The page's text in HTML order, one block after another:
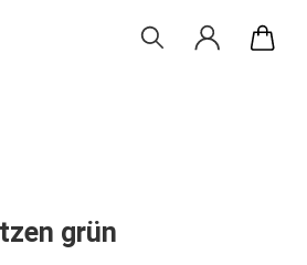
grün